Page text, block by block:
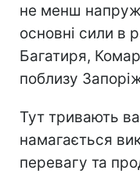
не менш
основні сили в
Багатиря,
поблизу
Тут тривають
намагається
перевагу та